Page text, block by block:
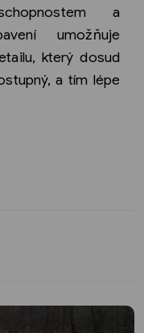
a
umožňuje
který dosud
a tím lépe